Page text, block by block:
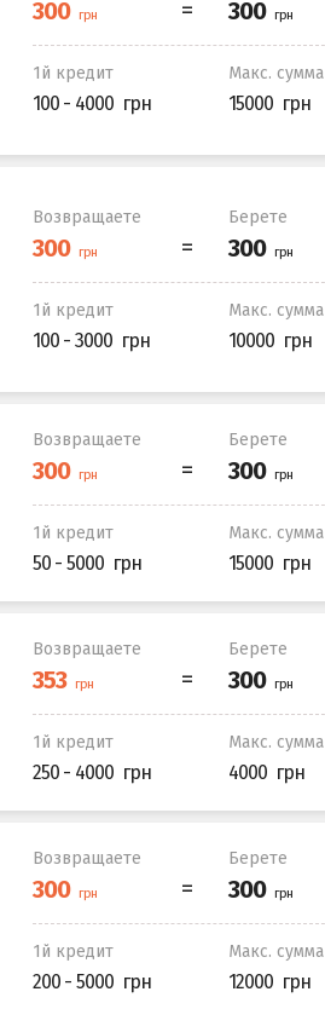
1й кредит
100 - 4000
Макс. сумма
15000
Возвращаете Берете
1й кредит
100 - 3000
Макс. сумма
10000
Возвращаете Берете
1й кредит
50 - 5000
Макс. сумма
15000
Возвращаете Берете
1й кредит
250 - 4000
Макс. сумма
4000
Возвращаете Берете
1й кредит
200 - 5000
Макс. сумма
12000